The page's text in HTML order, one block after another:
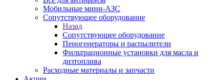
Мобильные мини-АЗС
Сопутствующее оборудование
Назад
Сопутствующее оборудование
Пеногенераторы и распылители
Фильтрационные установки для масла и
дизтоплива
Расходные материалы и запчасти